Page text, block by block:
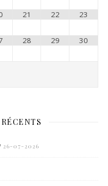
21 22 23
28 29 30
26-07-2026